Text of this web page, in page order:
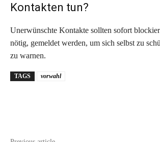
Kontakten tun?
Unerwünschte Kontakte sollten sofort
nötig, gemeldet werden, um sich selbst zu
zu warnen.
TAGS vorwahl